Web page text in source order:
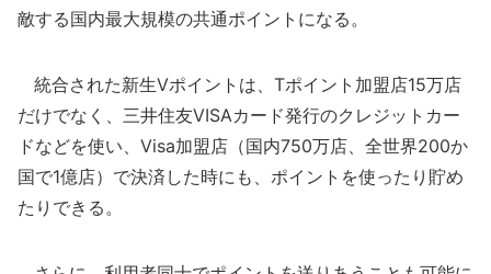
敵する国内最大規模の共通ポイントになる。
統合された新生Vポイントは、Tポイント加盟店15万店
だけでなく、三井住友VISAカード発行のクレジットカー
ドなどを使い、Visa加盟店（国内750万店、全世界200か
国で1億店）で決済した時にも、ポイントを使ったり貯め
たりできる。